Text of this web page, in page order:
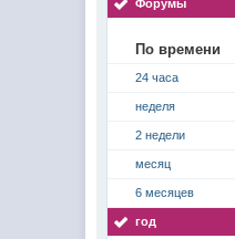
Форумы
По времени
24 часа
неделя
2 недели
месяц
6 месяцев
год